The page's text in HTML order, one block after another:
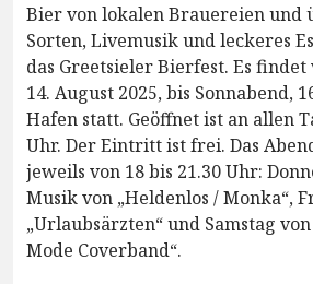
Bier von lokalen Brauereien und
Sorten, Livemusik und leckeres
das Greetsieler Bierfest. Es findet
14. August 2025, bis Sonnabend,
Hafen statt. Geöffnet ist an allen
Uhr. Der Eintritt ist frei. Das
jeweils von 18 bis 21.30 Uhr:
Musik von „Heldenlos / Monka“,
„Urlaubsärzten“ und Samstag
Mode Coverband“.